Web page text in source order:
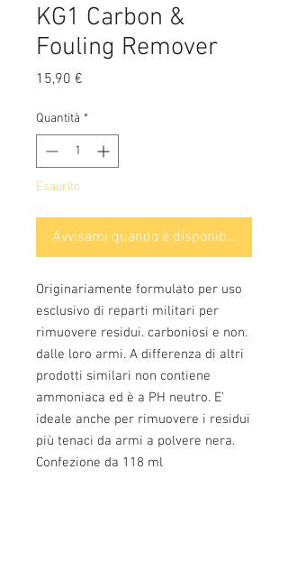
KG1 Carbon &
Fouling Remover
15,90 €
Quantità *
Esaurito
Avvisami quando è disponibile
Originariamente formulato per uso
esclusivo di reparti militari per
rimuovere residui. carboniosi e non.
dalle loro armi. A differenza di altri
prodotti similari non contiene
ammoniaca ed è a PH neutro. E’
ideale anche per rimuovere i residui
più tenaci da armi a polvere nera.
Confezione da 118 ml